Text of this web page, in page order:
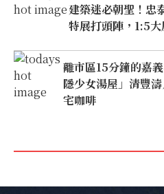
建築迷必朝聖！忠
特展打頭陣，1:5
離市區15分鐘的嘉
隱少女湯屋」清豐
宅咖啡